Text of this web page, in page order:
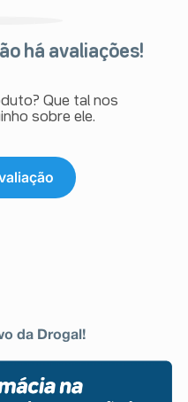
há avaliações!
Que tal nos
sobre ele.
da Drogal!